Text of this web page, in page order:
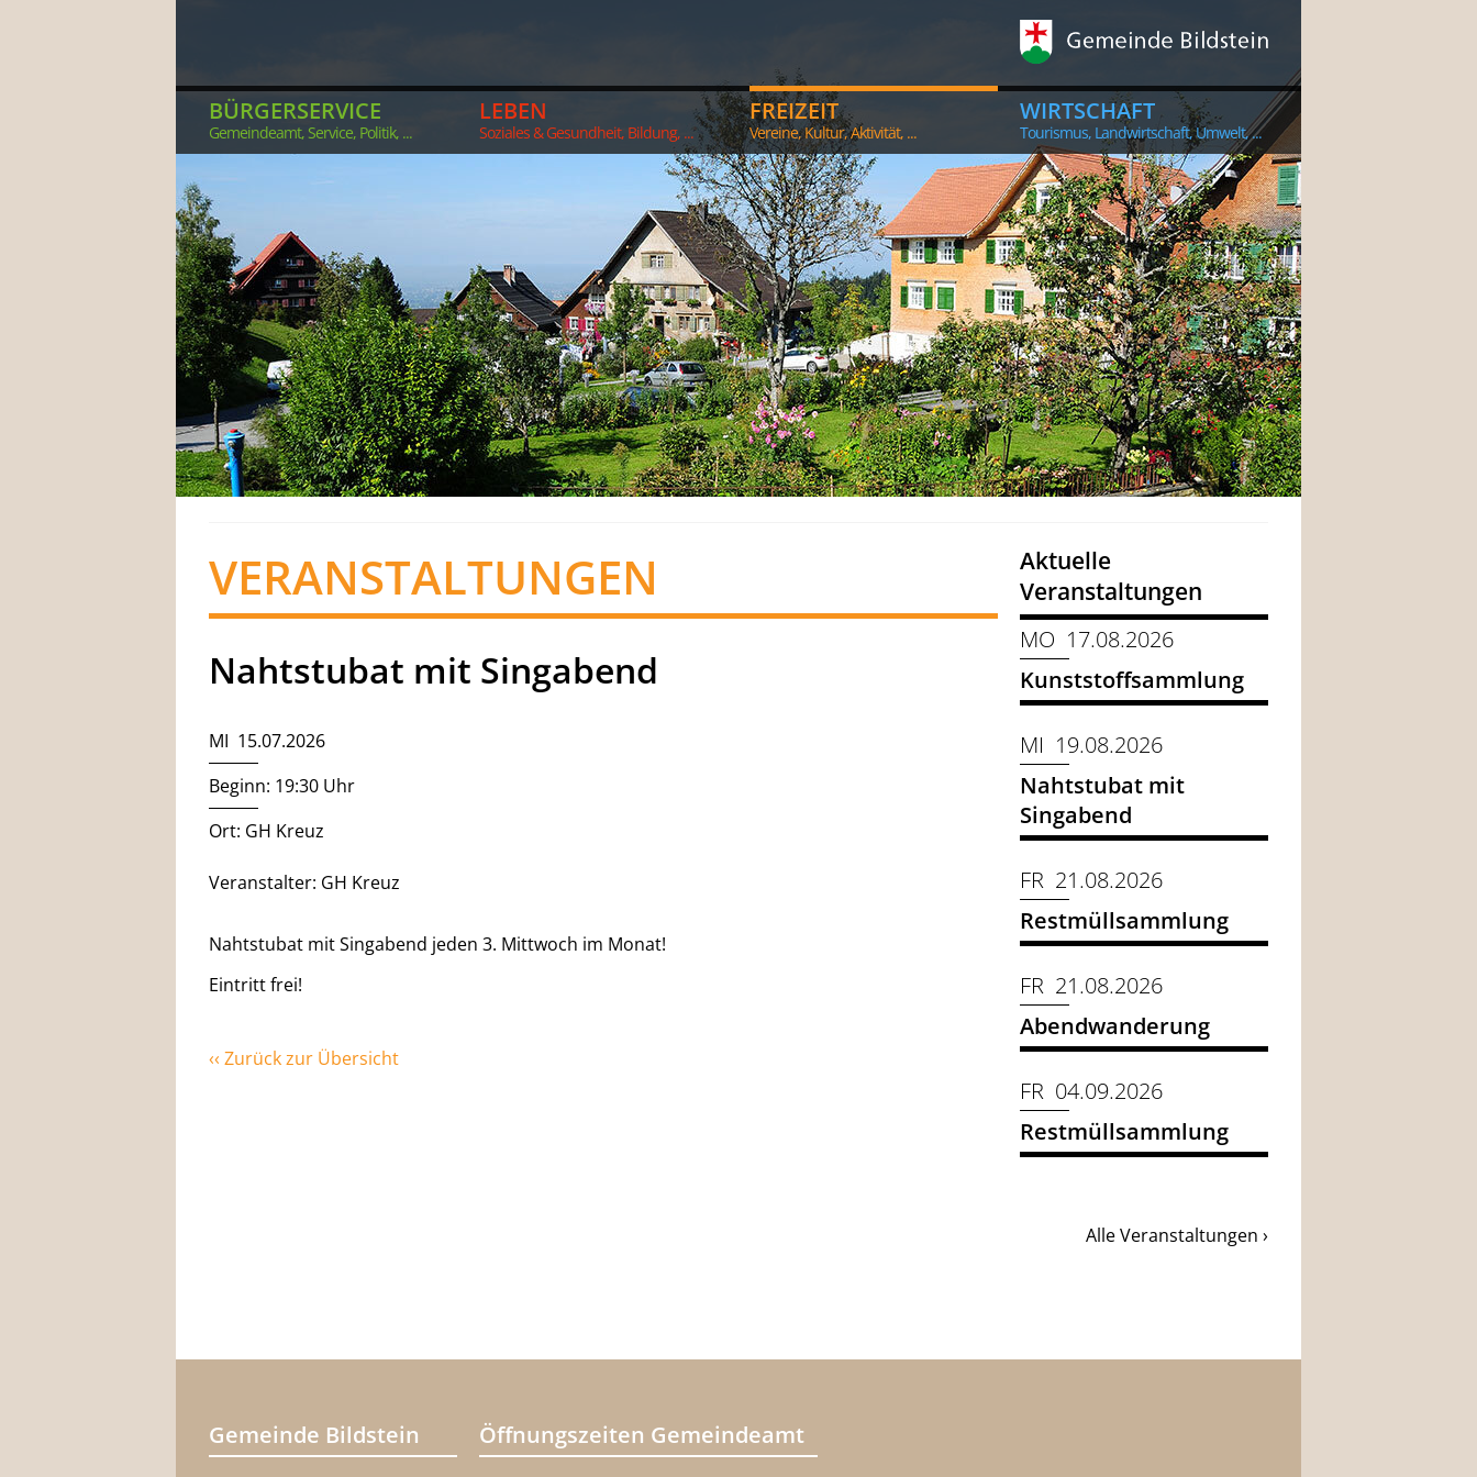
BÜRGERSERVICE
Gemeindeamt, Service, Politik, ...
LEBEN
Soziales & Gesundheit, Bildung, ...
FREIZEIT
Vereine, Kultur, Aktivität, ...
WIRTSCHAFT
Tourismus, Landwirtschaft, Umwelt, ...
VERANSTALTUNGEN
Nahtstubat mit Singabend
MI 15.07.2026
Beginn: 19:30 Uhr
Ort: GH Kreuz
Veranstalter: GH Kreuz
Nahtstubat mit Singabend jeden 3. Mittwoch im Monat!
Eintritt frei!
‹‹ Zurück zur Übersicht
Aktuelle
Veranstaltungen
MO 17.08.2026
Kunststoffsammlung
MI 19.08.2026
Nahtstubat mit
Singabend
FR 21.08.2026
Restmüllsammlung
FR 21.08.2026
Abendwanderung
FR 04.09.2026
Restmüllsammlung
Alle Veranstaltungen ›
Gemeinde Bildstein Öffnungszeiten Gemeindeamt